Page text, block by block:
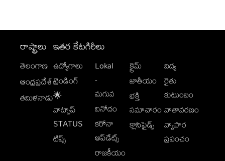
రాష్ట్రాలు
తెలంగాణ
ఆంధ్రప్రదేశ్
తమిళనాడు
ఇతర కేటగిరీలు
ఉద్యోగాలు
ట్రెండింగ్
🌟
వాట్సాప్
STATUS
టిప్స్
Lokal
-
మగువ
వినోదం
కరోనా
అప్‌డేట్స్
రాజకీయం
క్రైమ్
జాతీయం
భక్తి
సమాచారం
క్లాసిఫైడ్స్
విద్య
రైతు
కుటుంబం
వాతావరణం
వ్యాపార
ప్రపంచం